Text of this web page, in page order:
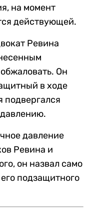
на момент
действующей.
Ревина
Он
в ходе
подвергался
давление
Ревина и
он назвал само
подзащитного